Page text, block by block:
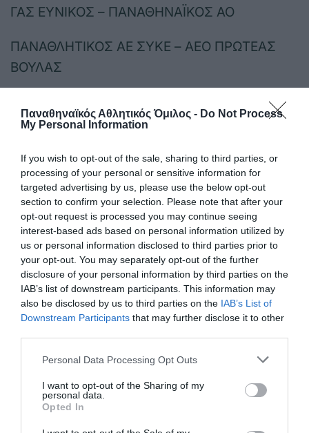
Παναθηναϊκός Αθλητικός Όμιλος - Do Not Process
My Personal Information
If you wish to opt-out of the sale, sharing to third parties, or
processing of your personal or sensitive information for
targeted advertising by us, please use the below opt-out
section to confirm your selection. Please note that after your
opt-out request is processed you may continue seeing
interest-based ads based on personal information utilized by
us or personal information disclosed to third parties prior to
your opt-out. You may separately opt-out of the further
disclosure of your personal information by third parties on the
IAB’s list of downstream participants. This information may
also be disclosed by us to third parties on the IAB’s List of
Downstream Participants that may further disclose it to other
Please note that this website/app uses one or more Google
not limited to your visit or usage behaviour. You may click to
grant or deny consent to Google and its third-party tags to
use your data for below specified purposes in below Google
consent section.
Personal Data Processing Opt Outs
I want to opt-out of the Sharing of my
personal data.
Opted In
ΓΑΣ ΕΥΝΙΚΟΣ – ΠΑΝΑΘΗΝΑΪΚΟΣ ΑΟ
ΠΑΝΑΘΛΗΤΙΚΟΣ ΑΕ ΣΥΚΕ – ΑΕΟ ΠΡΩΤΕΑΣ
ΒΟΥΛΑΣ
ΓΣ ΕΣΠΕΡΙΔΕΣ ΚΑΛΛΙΘΕ – ΟΛΥΜΠΙΑΚΟΣ ΣΦΠ
16η Αγωνιστική – 18/01/23
ΠΑΝΑΘΗΝΑΪΚΟΣ ΑΟ – ΑΣ ΝΙΚΗ ΛΕΥΚΑΔΑΣ
ΑΕΟ ΠΡΩΤΕΑΣ ΒΟΥΛΑΣ – ΓΑΣ ΕΥΝΙΚΟΣ
ΑΣ ΠΑΟΚ – ΠΑΝΑΘΛΗΤΙΚΟΣ ΑΕ ΣΥΚΕ
ΠΑΣ ΓΙΑΝΝΙΝΑ – ΑΟ ΔΑΦΝΗ ΑΓ.ΔΗΜΗΤΡΙΟ
ΟΛΥΜΠΙΑΚΟΣ ΣΦΠ – ΑΟ ΕΛΕΥΘΕΡΙΑ
ΜΟΣΧΑΤΟ